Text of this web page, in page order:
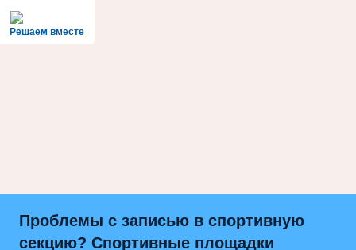
Решаем вместе
Проблемы с записью в спортивную
секцию? Спортивные площадки